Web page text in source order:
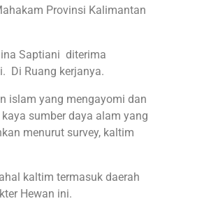
Provinsi Kalimantan
Saptiani diterima
Di Ruang kerjanya.
islam yang mengayomi dan
sumber daya alam yang
menurut survey, kaltim
kaltim termasuk daerah
Hewan ini.